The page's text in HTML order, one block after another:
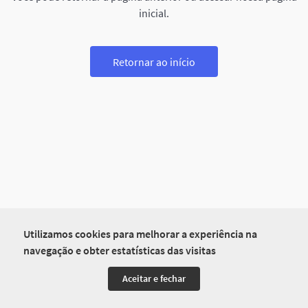
Utilizamos cookies para melhorar a experiência na
navegação e obter estatísticas das visitas
Aceitar e fechar
inicial.
Retornar ao início